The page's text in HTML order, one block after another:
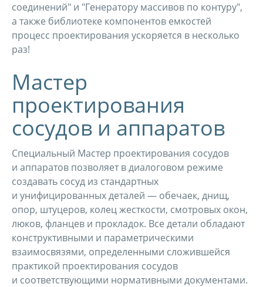
соединений" и "Генератору массивов по контуру",
а также библиотеке компонентов емкостей
процесс проектирования ускоряется в несколько
раз!
Мастер
проектирования
сосудов и аппаратов
Специальный Мастер проектирования сосудов
и аппаратов позволяет в диалоговом режиме
создавать сосуд из стандартных
и унифицированных деталей — обечаек, днищ,
опор, штуцеров, колец жесткости, смотровых окон,
люков, фланцев и прокладок. Все детали обладают
конструктивными и параметрическими
взаимосвязями, определенными сложившейся
практикой проектирования сосудов
и соответствующими нормативными документами.